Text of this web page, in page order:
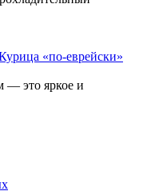
«по-еврейски»
— это яркое и